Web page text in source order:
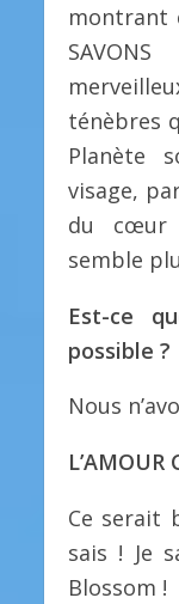
montrant
ténèbres
Planète
visage,
du cœur
semble
Est-ce
possible ?
Nous
L’AMOUR
Ce serait
sais ! Je
Blossom !